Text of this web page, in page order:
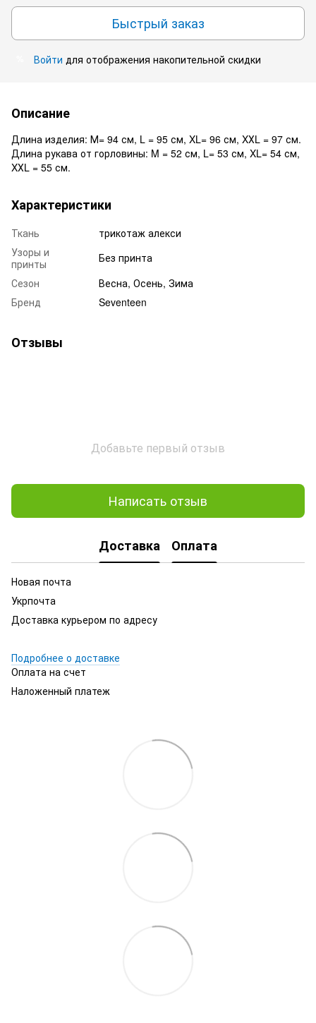
Быстрый заказ
Войти для отображения накопительной скидки
Описание
Длина изделия: М= 94 см, L = 95 см, XL= 96 см, XХL = 97 см.
Длина рукава от горловины: M = 52 см, L= 53 см, XL= 54 см,
XХL = 55 см.
Характеристики
Ткань
трикотаж алекси
Узоры и
принты
Без принта
Сезон
Весна, Осень, Зима
Бренд
Seventeen
Отзывы
Добавьте первый отзыв
Написать отзыв
Доставка Оплата
Новая почта
Укрпочта
Доставка курьером по адресу
Подробнее о доставке
Оплата на счет
Наложенный платеж